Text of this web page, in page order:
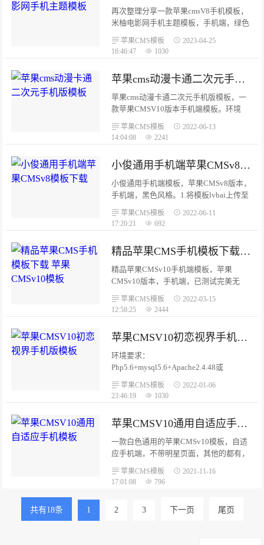
再次整理分享一款苹果cmsV8手机模板，
米柚电影网手机主题模板，手机端，绿色
表页、内容页、播放页。去除了后门JS广
苹果CMS模板
2023-04-25
16:46:47
1030
苹果cms动漫卡通二次元手机版模板
苹果cms动漫卡通二次元手机版模板，一
款苹果CMSV10版本手机端模板。环境
展fileinfo+sg11。...
苹果CMS模板
2022-06-13
14:04:08
2241
小俊通用手机端苹果CMSv8模板下载
小俊通用手机端模板，苹果CMSv8版本，
手机端，黑色风格。1.将模板lvbai上传至
台-系统管理-当前使用模板-替换新模板
可。...
苹果CMS模板
2022-06-11
17:20:21
692
精品苹果CMS手机模板下载 苹果CMSv10模板
精品苹果CMSv10手机端模板，苹果
CMSv10版本，手机端，已测试完美无
页、搜索页。首页banner推荐设置推荐5，
苹果CMS模板
2022-03-15
12:58:25
2444
苹果CMSV10初恋视界手机版模板
环境要求：
Php5.6+mysql5.6+Apache2.4.48或
cms源码，需要导入数据库；如果你怕不
库（sql.sql）。...
苹果CMS模板
2022-01-06
23:46:19
1030
苹果CMSV10通用自适应手机模板
一款白色通用的苹果CMSv10模板，自适
应手机端，不带明星页面，其他的都有，
夹下2.网站模板:vfed3. 模板目
苹果CMS模板
2021-11-16
17:01:08
796
共有18条 1 2 3 下一页 尾页